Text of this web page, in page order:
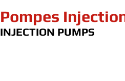
Pompes
INJECTION PUMPS